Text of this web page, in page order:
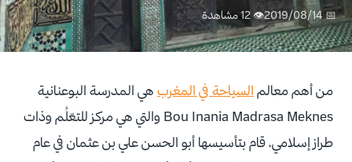
📅 2019/08/14 👁 12 مشاهدة
من أهم معالم السياحة في المغرب هي المدرسة البوعنانية
Bou Inania Madrasa Meknes والتي هي مركز للتعّلُم وذات
طراز إسلامي، قام بتأسيسها أبو الحسن علي بن عثمان في عام